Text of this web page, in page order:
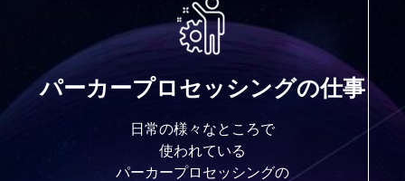
パーカープロセッシングの仕事
日常の様々なところで
使われている
パーカープロセッシングの